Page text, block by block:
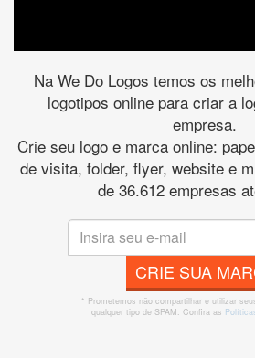
Na We Do Logos temos os
logotipos online para criar a
empresa.
Crie seu logo e marca online:
de visita, folder, flyer, website e
de 36.612 empresas
CRIE SUA
* Prometemos não compartilhar e utilizar
qualquer tipo de SPAM. Confira as